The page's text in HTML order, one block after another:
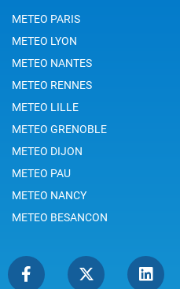
METEO PARIS
METEO LYON
METEO NANTES
METEO RENNES
METEO LILLE
METEO GRENOBLE
METEO DIJON
METEO PAU
METEO NANCY
METEO BESANCON